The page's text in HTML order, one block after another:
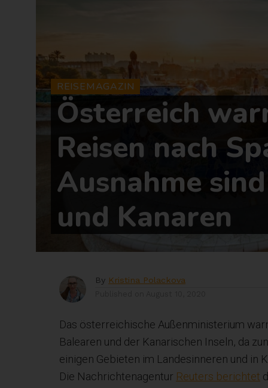
REISEMAGAZIN
Österreich
Reisen nach
Ausnahme
und Kanaren
By Kristina Polackova
Das österreichische Außenministerium
Balearen und der Kanarischen Inseln, da
einigen Gebieten im Landesinneren und in
Die Nachrichtenagentur Reuters berichtet